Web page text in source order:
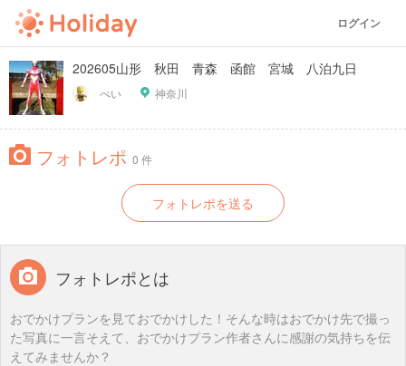
ログイン
202605山形 秋田 青森 函館 宮城 八泊九日
ぺい 神奈川
フォトレポ 0 件
フォトレポを送る
フォトレポとは
おでかけプランを見ておでかけした！そんな時はおでかけ先で撮っ
た写真に一言そえて、おでかけプラン作者さんに感謝の気持ちを伝
えてみませんか？